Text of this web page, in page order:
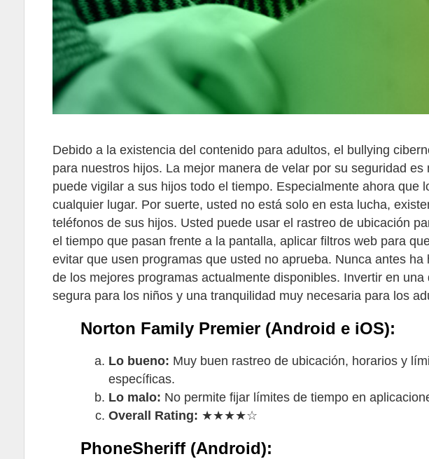
Debido a la existencia del contenido para adultos, el bullying
para nuestros hijos. La mejor manera de velar por su seguridad
puede vigilar a sus hijos todo el tiempo. Especialmente ahora
cualquier lugar. Por suerte, usted no está solo en esta lucha,
teléfonos de sus hijos. Usted puede usar el rastreo de ubicación
el tiempo que pasan frente a la pantalla, aplicar filtros web para
evitar que usen programas que usted no aprueba. Nunca antes
de los mejores programas actualmente disponibles. Invertir en
segura para los niños y una tranquilidad muy necesaria para los
Norton Family Premier (Android e iOS):
Lo bueno: Muy buen rastreo de ubicación, horarios y
específicas.
Lo malo: No permite fijar límites de tiempo en
Overall Rating: ★★★★☆
PhoneSheriff (Android):